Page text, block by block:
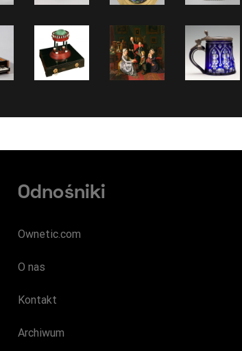
Odnośniki
Ownetic.com
O nas
Kontakt
Archiwum